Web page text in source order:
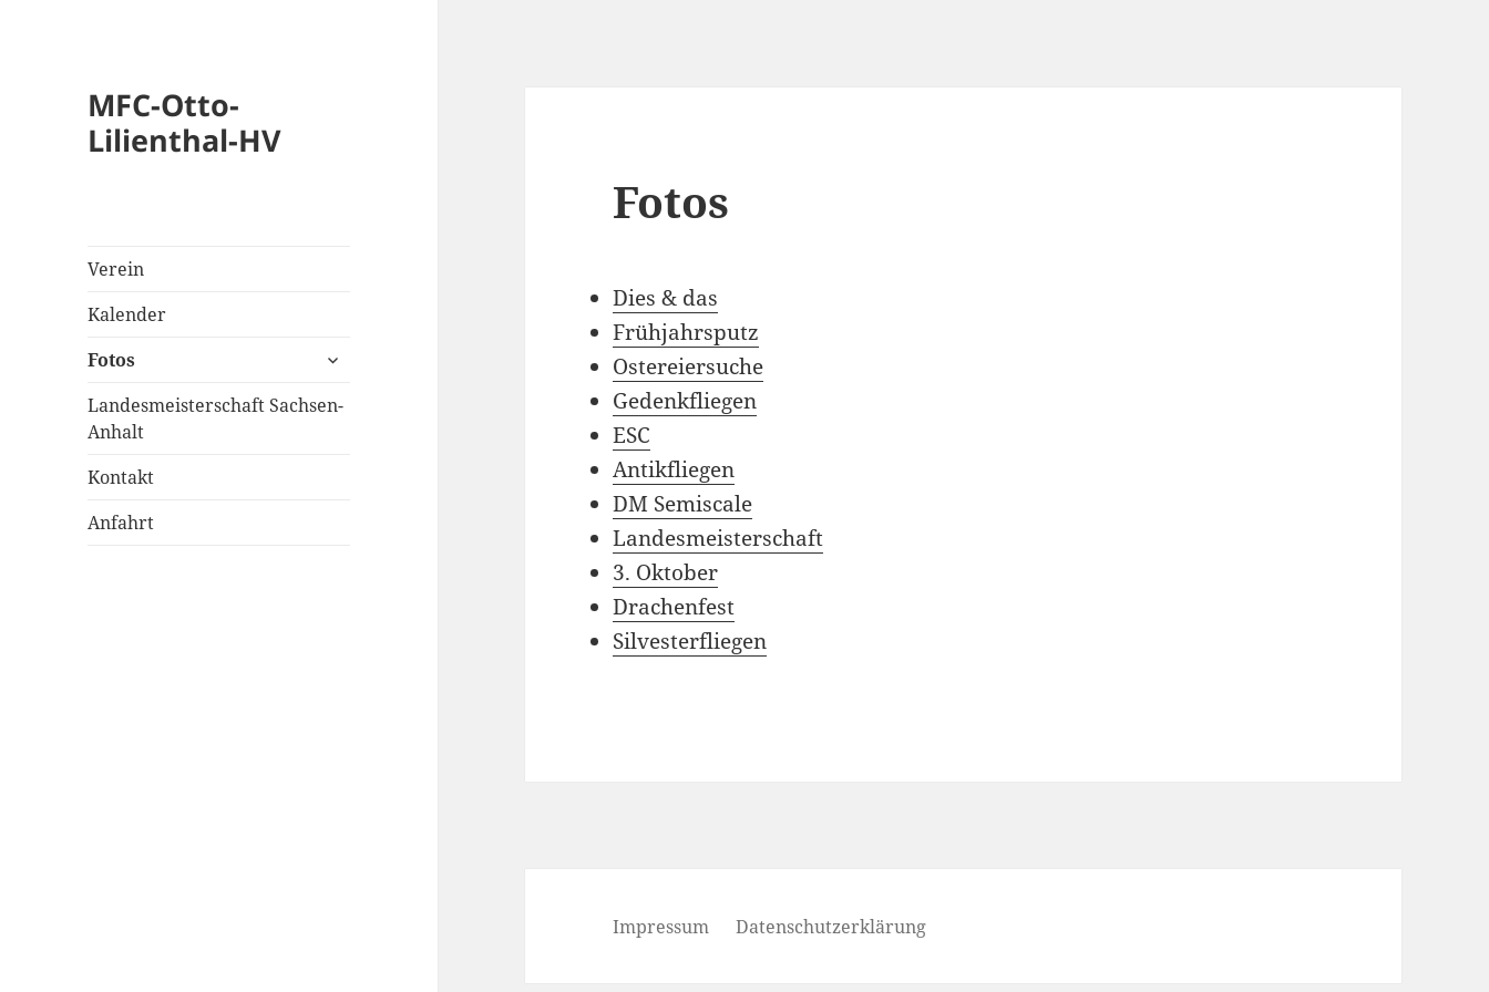
MFC-Otto-
Lilienthal-HV
Verein
Kalender
Fotos
untermenü
Landesmeisterschaft Sachsen-
Anhalt
Kontakt
Anfahrt
Fotos
Dies & das
Frühjahrsputz
Ostereiersuche
Gedenkfliegen
ESC
Antikfliegen
DM Semiscale
Landesmeisterschaft
3. Oktober
Drachenfest
Silvesterfliegen
Impressum Datenschutzerklärung